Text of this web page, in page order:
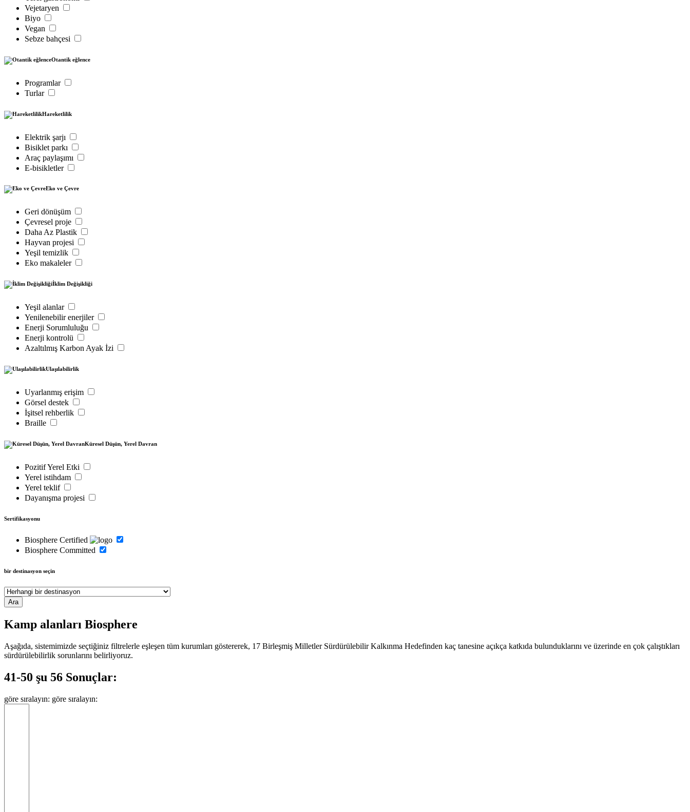
Vejetaryen
Biyo
Vegan
Sebze bahçesi
Otantik eğlence
Programlar
Turlar
Hareketlilik
Elektrik şarjı
Bisiklet parkı
Araç paylaşımı
E-bisikletler
Eko ve Çevre
Geri dönüşüm
Çevresel proje
Daha Az Plastik
Hayvan projesi
Yeşil temizlik
Eko makaleler
İklim Değişikliği
Yeşil alanlar
Yenilenebilir enerjiler
Enerji Sorumluluğu
Enerji kontrolü
Azaltılmış Karbon Ayak İzi
Ulaşılabilirlik
Uyarlanmış erişim
Görsel destek
İşitsel rehberlik
Braille
Küresel Düşün, Yerel Davran
Pozitif Yerel Etki
Yerel istihdam
Yerel teklif
Dayanışma projesi
Sertifikasyonu
Biosphere Certified
Biosphere Committed
bir destinasyon seçin
Kamp alanları Biosphere
Aşağıda, sistemimizde seçtiğiniz filtrelerle eşleşen tüm kurumları göstererek, 17 Birleşmiş Milletler Sürdürülebilir Kalkınma Hedefinden kaç tanesine açıkça katkıda bulunduklarını ve üzerinde en çok çalıştıkları
sürdürülebilirlik sorunlarını belirliyoruz.
41-50 şu 56 Sonuçlar:
göre sıralayın: göre sıralayın: